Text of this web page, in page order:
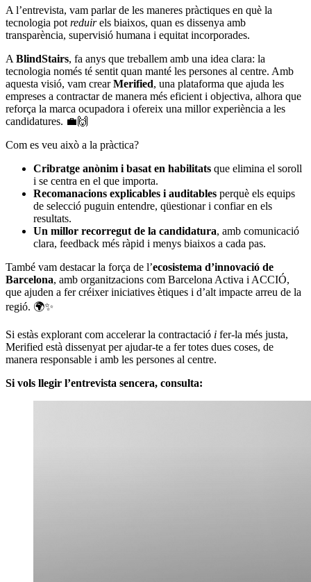
A l’entrevista, vam parlar de les maneres pràctiques en què la
tecnologia pot reduirels biaixos, quan es dissenya amb
transparència, supervisió humana i equitat incorporades.
A BlindStairs, fa anys que treballem amb una idea clara: la
tecnologia només té sentit quan manté les persones al centre. Amb
aquesta visió, vam crearMerified, una plataforma que ajuda les
empreses a contractar de manera més eficient i objectiva, alhora que
reforça la marca ocupadora i ofereix una millor experiència a les
candidatures. 💼🙌
Com es veu això a la pràctica?
Cribratge anònim i basat en habilitats que elimina el soroll
i se centra en el que importa.
Recomanacions explicables i auditables perquè els equips
de selecció puguin entendre, qüestionar i confiar en els
resultats.
Un millor recorregut de la candidatura, amb comunicació
clara, feedback més ràpid i menys biaixos a cada pas.
També vam destacar la força de l’ecosistema d’innovació de
Barcelona, amb organitzacions com Barcelona Activa i ACCIÓ,
que ajuden a fer créixer iniciatives ètiques i d’alt impacte arreu de la
regió. 🌍✨
Si estàs explorant com accelerar la contractació i fer-la més justa,
Merified està dissenyat per ajudar-te a fer totes dues coses, de
manera responsable i amb les persones al centre.
Si vols llegir l’entrevista sencera, consulta: